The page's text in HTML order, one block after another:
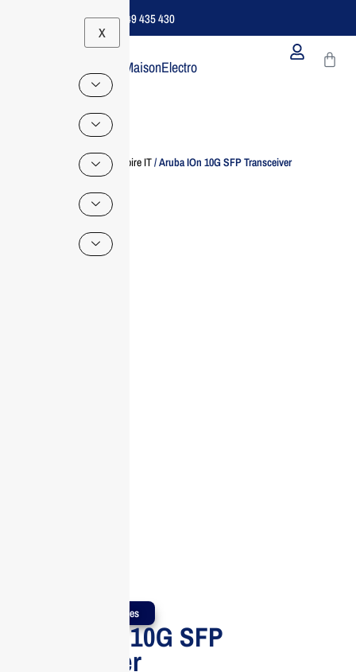
Support B2B Dédié | 06 49 435 430
X
MaisonElectro
Home /Accessoire IT/ Aruba IOn 10G SFP Transceiver
Produits Authentiques
Aruba IOn 10G SFP
Transceiver